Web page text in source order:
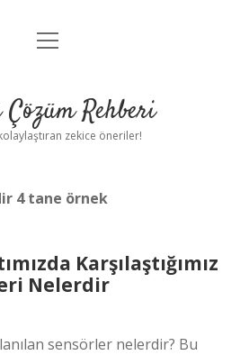
Anasayfa
Yasal Uyarı
menüyü
Rehberi
zekice öneriler!
4 tane örnek
Karşılaştığımız
Nelerdir
sensörler nelerdir? Bu